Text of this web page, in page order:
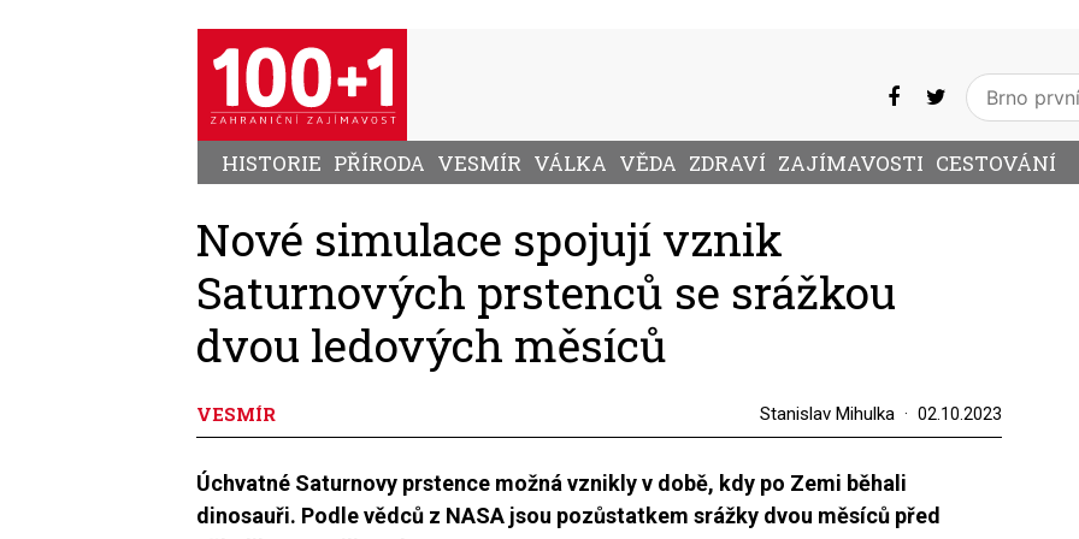
HISTORIE PŘÍRODA VESMÍR VÁLKA VĚDA ZDRAVÍ ZAJÍMAVOSTI CESTOVÁNÍ
Nové simulace spojují vznik
Saturnových prstenců se srážkou
dvou ledových měsíců
VESMÍR Stanislav Mihulka 02.10.2023
Úchvatné Saturnovy prstence možná vznikly v době, kdy po Zemi běhali
dinosauři. Podle vědců z NASA jsou pozůstatkem srážky dvou měsíců před